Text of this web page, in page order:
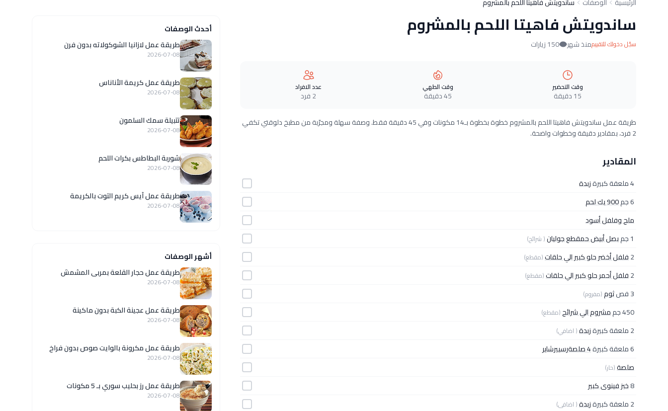
ساندويتش فاهيتا اللحم بالمشروم
سجّل دخولك للتقييممنذ شهر 150 زيارات
وقت التحضير
15 دقيقة
وقت الطهي
45 دقيقة
عدد الافراد
2 فرد
طريقة عمل ساندويتش فاهيتا اللحم بالمشروم خطوة بخطوة بـ14 مكونات وفي 45 دقيقة فقط. وصفة سهلة ومجرّبة من مطبخ دلوقتي تكفي
2 فرد، بمقادير دقيقة وخطوات واضحة.
المقادير
4 ملعقة كبيرة
زبدة
6 جم
900 يك لحم
ملح وفلفل أسود
1 جم
بصل أبيض حمقطع جوليان( شرائح)
2فلفل أخضر حلو كبير الي حلقات(مقطع)
2فلفل أحمر حلو كبير الي حلقات(مقطع)
3 فص ثوم(مفروم)
450 جم مشروم الي شرائح(مقطع)
2 ملعقة كبيرة زبدة( اضافي)
6 ملعقة كبيرة
4 صلصةرسييرشاير
صلصة(حار)
8خبز فينوى كبير
2 ملعقة كبيرة
زبدة( اضافى)
أحدث الوصفات
طريقة عمل لازانيا الشوكولاته بدون فرن
2026-07-08
طريقة عمل كريمة الأناناس
2026-07-08
تتبيلة سمك السلمون
2026-07-08
شوربة البطاطس بكرات اللحم
2026-07-08
طريقة عمل آيس كريم التوت بالكريمة
2026-07-08
أشهر الوصفات
طريقة عمل حجار القلعة بمربى المشمش
2026-07-08
طريقة عمل عجينة الكبة بدون ماكينة
2026-07-08
طريقة عمل مكرونة بالوايت صوص بدون فراخ
2026-07-08
طريقة عمل رز بحليب سوري بـ 5 مكونات
2026-07-08